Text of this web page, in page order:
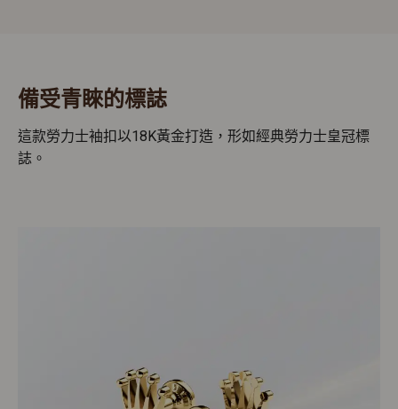
備受青睞的標誌
這款勞力士袖扣以18K黃金打造，形如經典勞力士皇冠標
誌。